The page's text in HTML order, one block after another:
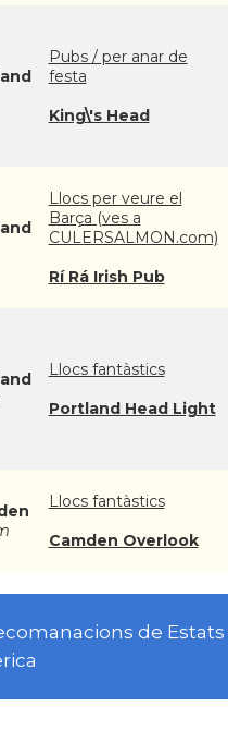
Pubs / per anar de
festa
King\'s Head
Llocs per veure el
Barça (ves a
CULERSALMON.com)
Rí Rá Irish Pub
Llocs fantàstics
Portland Head Light
Llocs fantàstics
Camden Overlook
de